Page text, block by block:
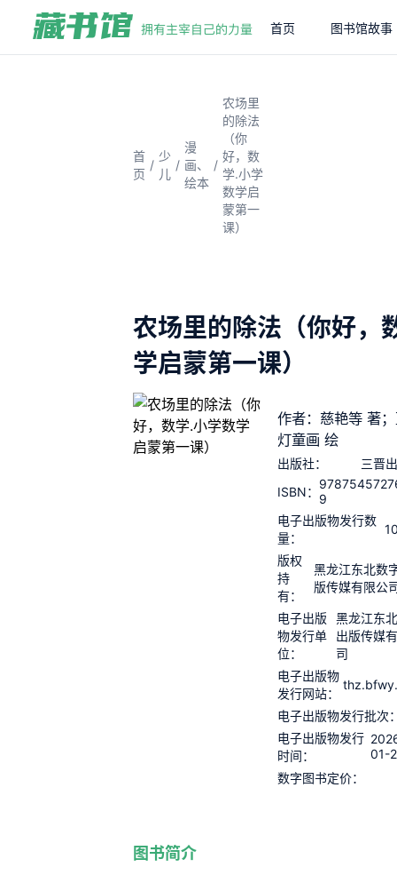
首页 图书馆故事
首
页
/
少
儿
/
漫
画、
绘本
/
农场里
的除法
（你
好，数
学.小学
数学启
蒙第一
课）
农场里的除法（你好，
学启蒙第一课）
作者：慈艳等 著
灯童画 绘
出版社：
三晋
ISBN： 9
电子出版物发行数
量：
版权
持
有：
黑龙江东北数
版传媒有限公
电子出版
物发行单
位：
黑龙江东
出版传媒
司
电子出版物
发行网站：
电子出版物发行批次
电子出版物发行
时间：
01-
数字图书定价：
图书简介